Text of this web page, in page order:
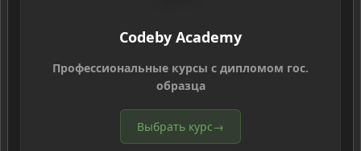
Codeby Academy
Профессиональные курсы с дипломом гос.
образца
Выбрать курс→